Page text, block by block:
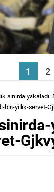
1 2
sınırda yakaladı:
bin-yillik-servet-